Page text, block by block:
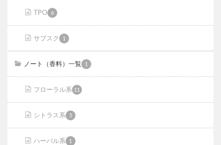
TPO 6
サブスク 1
ノート（香料）一覧 1
フローラル系 11
シトラス系 5
ハーバル系 1